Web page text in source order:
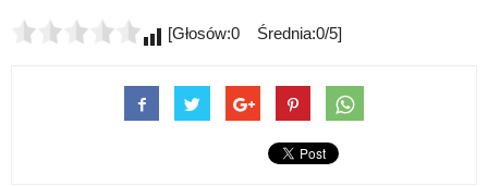
[Głosów:0 Średnia:0/5]